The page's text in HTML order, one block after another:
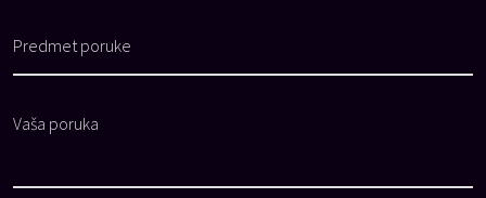
Predmet poruke
Vaša poruka